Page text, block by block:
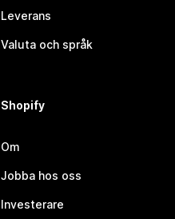
Leverans
Valuta och språk
Shopify
Om
Jobba hos oss
Investerare